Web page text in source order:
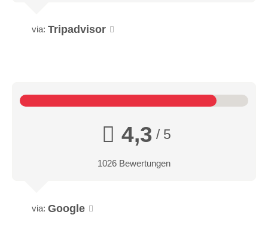
via: Tripadvisor
4,3 / 5
1026 Bewertungen
via: Google